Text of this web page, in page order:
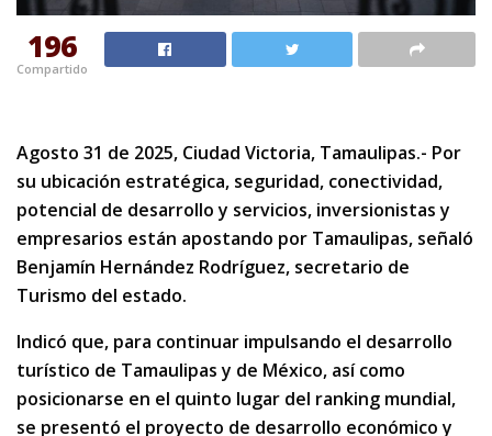
196
Compartido
Agosto 31 de 2025, Ciudad Victoria, Tamaulipas.- Por
su ubicación estratégica, seguridad, conectividad,
potencial de desarrollo y servicios, inversionistas y
empresarios están apostando por Tamaulipas, señaló
Benjamín Hernández Rodríguez, secretario de
Turismo del estado.
Indicó que, para continuar impulsando el desarrollo
turístico de Tamaulipas y de México, así como
posicionarse en el quinto lugar del ranking mundial,
se presentó el proyecto de desarrollo económico y